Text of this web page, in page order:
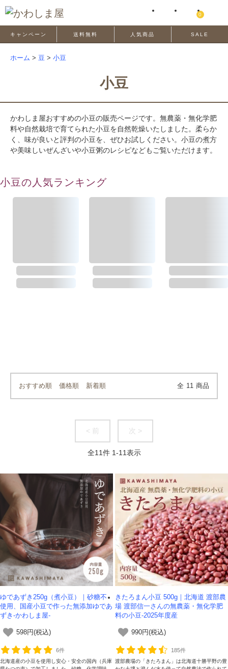
0
キャンペーン 送料無料 人気商品 SALE
ホーム > 豆 > 小豆
小豆
かわしま屋おすすめの小豆の販売ページです。無農薬・無化学肥
料や自然栽培で育てられた小豆を自然乾燥いたしました。柔らか
く、味が良いと評判の小豆を、ぜひお試しください。小豆の煮方
や美味しいぜんざいや小豆粥のレシピなどもご覧いただけます。
小豆の人気ランキング
おすすめ順 価格順 新着順 全 11 商品
< 前 次 >
全11件 1-11表示
ゆであずき250g（煮小豆）｜砂糖不
使用、国産小豆で作った無添加ゆであ
ずき-かわしま屋-
598円(税込)
6件
北海道産の小豆を使用し安心・安全の国内（兵庫
きたろまん小豆 500g｜北海道 渡部農
場 渡部信一さんの無農薬・無化学肥
料の小豆-2025年度産
990円(税込)
185件
渡部農場の「きたろまん」は北海道十勝平野の豊